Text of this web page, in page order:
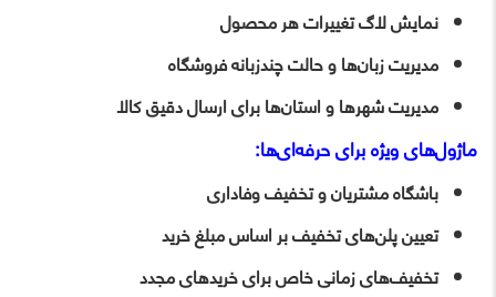
نمایش لاگ تغییرات هر محصول
مدیریت زبان‌ها و حالت چندزبانه فروشگاه
مدیریت شهرها و استان‌ها برای ارسال دقیق کالا
ماژول‌های ویژه برای حرفه‌ای‌ها:
باشگاه مشتریان و تخفیف وفاداری
تعیین پلن‌های تخفیف بر اساس مبلغ خرید
تخفیف‌های زمانی خاص برای خریدهای مجدد